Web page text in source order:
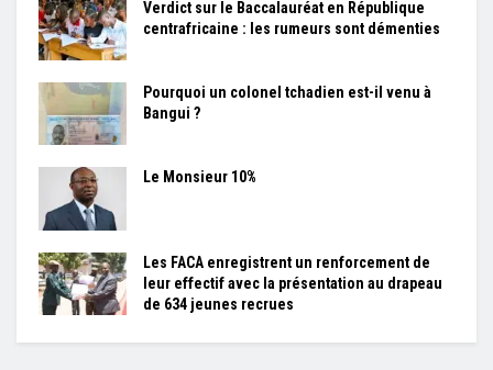
Verdict sur le Baccalauréat en République
centrafricaine : les rumeurs sont démenties
Pourquoi un colonel tchadien est-il venu à
Bangui ?
Le Monsieur 10%
Les FACA enregistrent un renforcement de
leur effectif avec la présentation au drapeau
de 634 jeunes recrues